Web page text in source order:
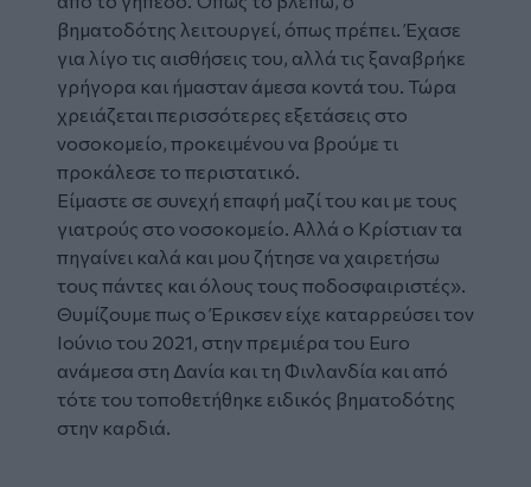
βηματοδότης λειτουργεί, όπως πρέπει. Έχασε
για λίγο τις αισθήσεις του, αλλά τις ξαναβρήκε
γρήγορα και ήμασταν άμεσα κοντά του. Τώρα
χρειάζεται περισσότερες εξετάσεις στο
νοσοκομείο, προκειμένου να βρούμε τι
προκάλεσε το περιστατικό.
Είμαστε σε συνεχή επαφή μαζί του και με τους
γιατρούς στο νοσοκομείο. Αλλά ο Κρίστιαν τα
πηγαίνει καλά και μου ζήτησε να χαιρετήσω
τους πάντες και όλους τους ποδοσφαιριστές».
Θυμίζουμε πως ο Έρικσεν είχε καταρρεύσει τον
Ιούνιο του 2021, στην πρεμιέρα του Euro
ανάμεσα στη Δανία και τη Φινλανδία και από
τότε του τοποθετήθηκε ειδικός βηματοδότης
στην καρδιά.